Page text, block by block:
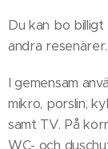
Du kan bo
andra
I gemensam
mikro, porslin,
samt TV. På
WC- och